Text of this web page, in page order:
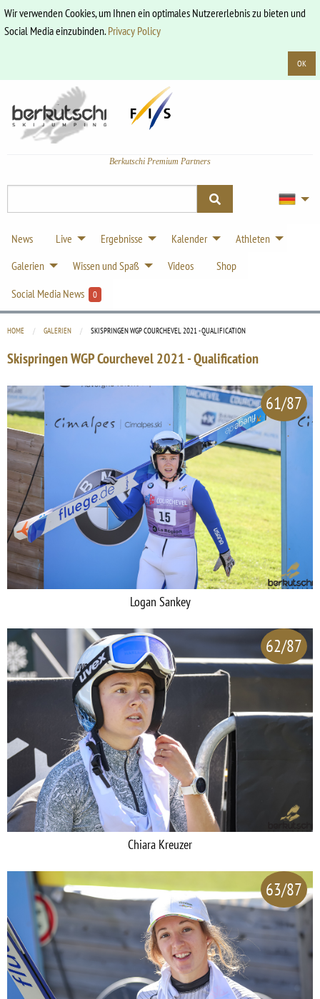
Wir verwenden Cookies, um Ihnen ein optimales Nutzererlebnis zu bieten und
Social Media einzubinden.Privacy Policy
OK
Berkutschi Premium Partners
News Live Ergebnisse Kalender
Athleten
Galerien
Wissen und Spaß Videos
Shop
Social Media News
0
HOME GALERIEN CURRENT:
SKISPRINGEN WGP COURCHEVEL 2021 - QUALIFICATION
Skispringen WGP Courchevel 2021 - Qualification
61/87
Logan Sankey
62/87
Chiara Kreuzer
63/87